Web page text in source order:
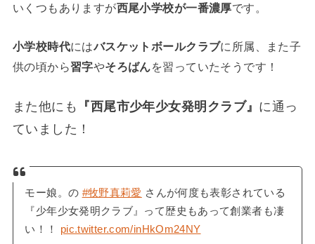
いくつもありますが西尾小学校が一番濃厚です。
小学校時代にはバスケットボールクラブに所属、また子
供の頃から習字やそろばんを習っていたそうです！
また他にも 『西尾市少年少女発明クラブ』 に通っ
ていました！
モー娘。の #牧野真莉愛 さんが何度も表彰されている
『少年少女発明クラブ』って歴史もあって創業者も凄
い！！ pic.twitter.com/inHkOm24NY